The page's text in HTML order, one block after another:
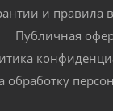
и правила
Публичная
обработку